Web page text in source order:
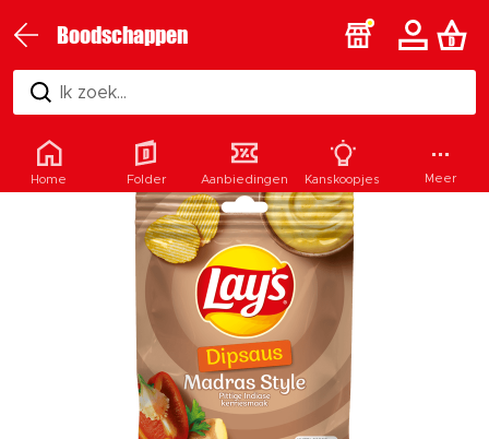
Boodschappen
Ik zoek...
Home Folder Aanbiedingen Kanskoopjes Meer